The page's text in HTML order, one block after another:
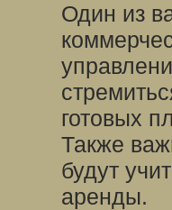
Один из
готовых
Также
будут
аренды.